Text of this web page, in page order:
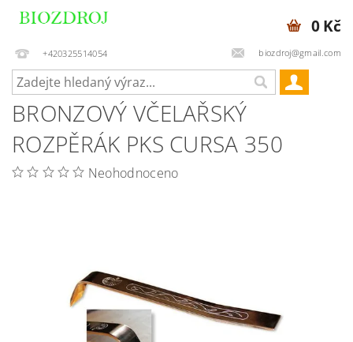
+420325514054 biozdroj@gmail.com
0 Kč
BRONZOVÝ VČELAŘSKÝ
ROZPĚRÁK PKS CURSA 350
Neohodnoceno